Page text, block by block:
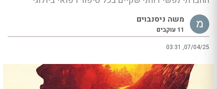
משה ניסנבוים
11 עוקבים
03:31 ,07/04/25